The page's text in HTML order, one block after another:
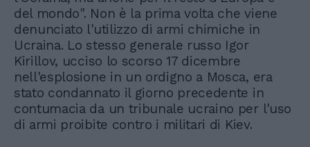
del mondo". Non è la prima volta che viene
denunciato l'utilizzo di armi chimiche in
Ucraina. Lo stesso generale russo Igor
Kirillov, ucciso lo scorso 17 dicembre
nell'esplosione in un ordigno a Mosca, era
stato condannato il giorno precedente in
contumacia da un tribunale ucraino per l'uso
di armi proibite contro i militari di Kiev.